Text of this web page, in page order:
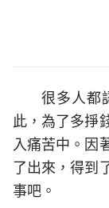
很多人都
此，為了多掙
入痛苦中。因
了出來，得到
事吧。